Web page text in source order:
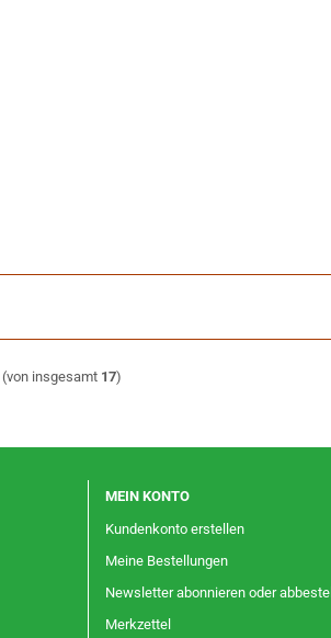
(von insgesamt 17)
MEIN KONTO
Kundenkonto erstellen
Meine Bestellungen
Newsletter abonnieren oder
Merkzettel